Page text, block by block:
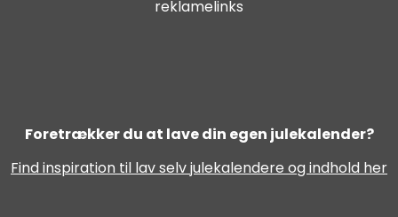
reklamelinks
Foretrækker du at lave din egen julekalender?
Find inspiration til lav selv julekalendere og indhold her